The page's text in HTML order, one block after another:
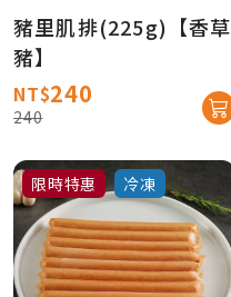
豬里肌排(225g)【香草
豬】
NT$240
240
限時特惠 冷凍